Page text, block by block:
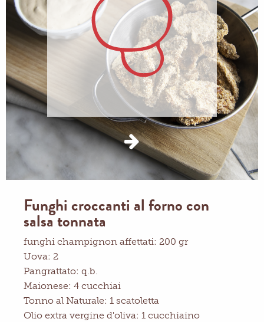
Funghi croccanti al forno con
salsa tonnata
funghi champignon affettati: 200 gr
Uova: 2
Pangrattato: q.b.
Maionese: 4 cucchiai
Tonno al Naturale: 1 scatoletta
Olio extra vergine d'oliva: 1 cucchiaino